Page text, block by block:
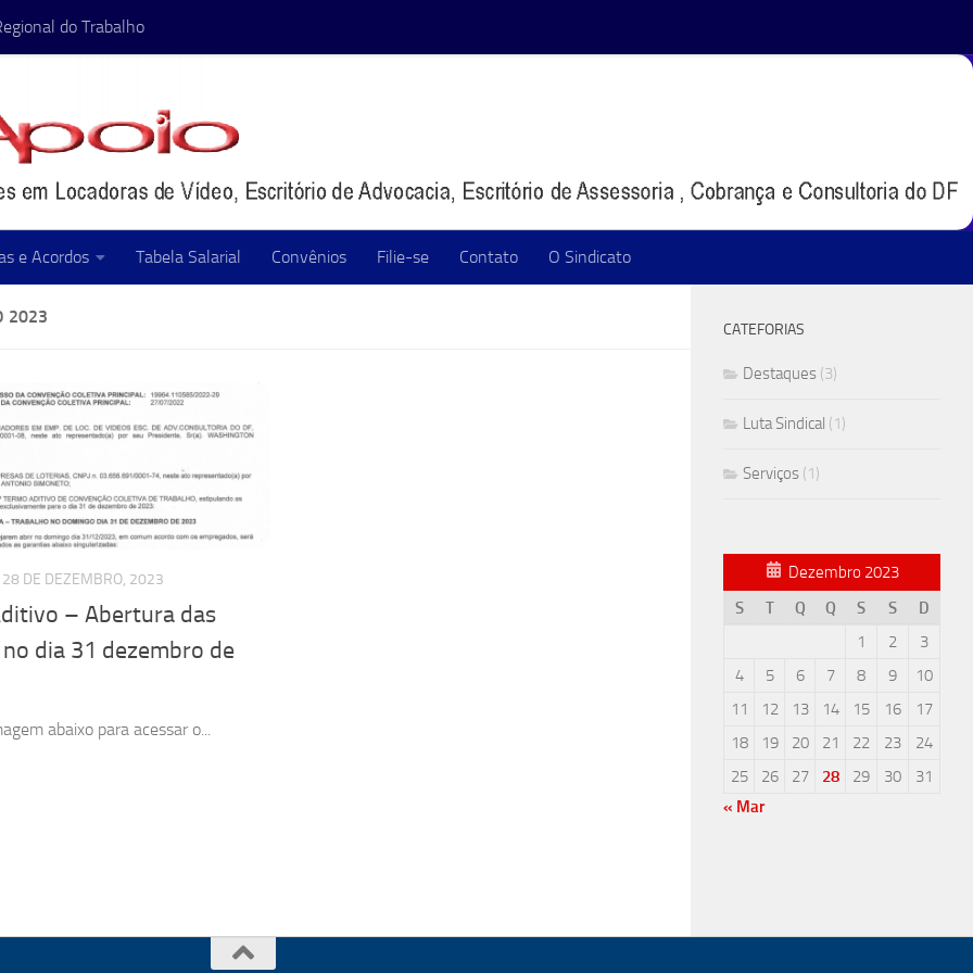
do Trabalho
e Acordos Tabela Salarial Convênios Filie-se Contato O Sindicato
2023
28 DE DEZEMBRO, 2023
– Abertura das
dia 31 dezembro de
abaixo para acessar o...
CATEFORIAS
Destaques (3)
Luta Sindical (1)
Serviços (1)
Dezembro 2023
S
T Q Q S S
D
1
2
3
4
5 6 7 8 9
10
11
12 13 14 15 16
17
18
19 20 21 22 23
24
25
26 27 28 29 30
31
« Mar